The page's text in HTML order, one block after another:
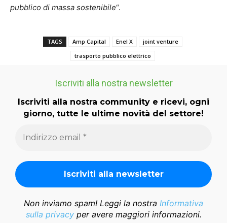
pubblico di massa sostenibile“.
TAGS Amp Capital Enel X
joint venture
trasporto pubblico elettrico
Iscriviti alla nostra newsletter
Iscriviti alla nostra community e ricevi, ogni
giorno, tutte le ultime novità del settore!
Non inviamo spam! Leggi la nostra Informativa
sulla privacyper avere maggiori informazioni.